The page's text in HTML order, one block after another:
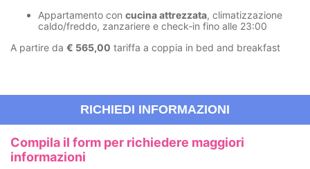
Appartamento con cucina attrezzata, climatizzazione
caldo/freddo, zanzariere e check‑in fino alle 23:00
A partire da € 565,00 tariffa a coppia in bed and breakfast
RICHIEDI INFORMAZIONI
Compila il form per richiedere maggiori
informazioni